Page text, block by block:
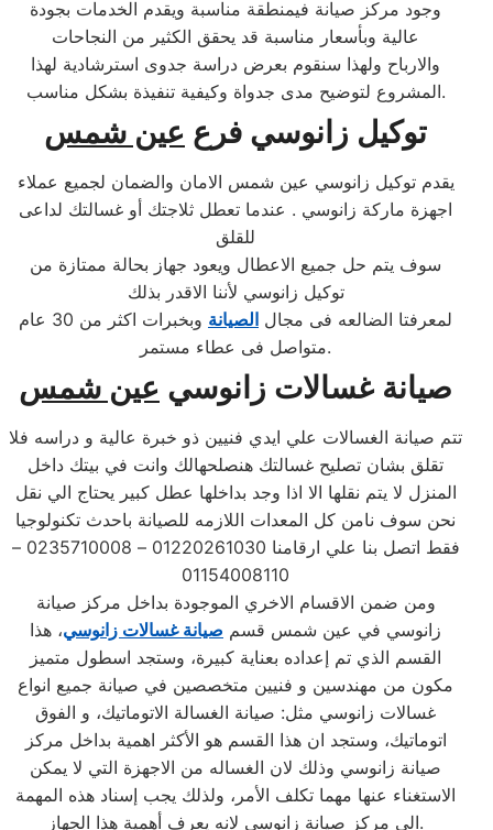
وجود مركز صيانة فيمنطقة مناسبة ويقدم الخدمات بجودة
عالية وبأسعار مناسبة قد يحقق الكثير من النجاحات
والارباح ولهذا سنقوم بعرض دراسة جدوى استرشادية لهذا
المشروع لتوضيح مدى جدواة وكيفية تنفيذة بشكل مناسب.
توكيل زانوسي فرع عين شمس
يقدم توكيل زانوسي عين شمس الامان والضمان لجميع عملاء
اجهزة ماركة زانوسي . عندما تعطل ثلاجتك أو غسالتك لداعى
للقلق
سوف يتم حل جميع الاعطال ويعود جهاز بحالة ممتازة من
توكيل زانوسي لأننا الاقدر بذلك
لمعرفتا الضالعه فى مجال الصيانة
وبخبرات اكثر من 30 عام
متواصل فى عطاء مستمر.
صيانة غسالات زانوسي عين شمس
تتم صيانة الغسالات علي ايدي فنيين ذو خبرة عالية و دراسه فلا
تقلق بشان تصليح غسالتك هنصلحهالك وانت في بيتك داخل
المنزل لا يتم نقلها الا اذا وجد بداخلها عطل كبير يحتاج الي نقل
نحن سوف نامن كل المعدات اللازمه للصيانة باحدث تكنولوجيا
فقط اتصل بنا علي ارقامنا 01220261030 – 0235710008 –
01154008110
ومن ضمن الاقسام الاخري الموجودة بداخل مركز صيانة
زانوسي في عين شمس قسم صيانة غسالات زانوسي، هذا
القسم الذي تم إعداده بعناية كبيرة، وستجد اسطول متميز
مكون من مهندسين و فنيين متخصصين في صيانة جميع انواع
غسالات زانوسي مثل: صيانة الغسالة الاتوماتيك، و الفوق
اتوماتيك، وستجد ان هذا القسم هو الأكثر اهمية بداخل مركز
صيانة زانوسي وذلك لان الغساله من الاجهزة التي لا يمكن
الاستغناء عنها مهما تكلف الأمر، ولذلك يجب إسناد هذه المهمة
الي مركز صيانة زانوسي لانه يعرف أهمية هذا الجهاز.